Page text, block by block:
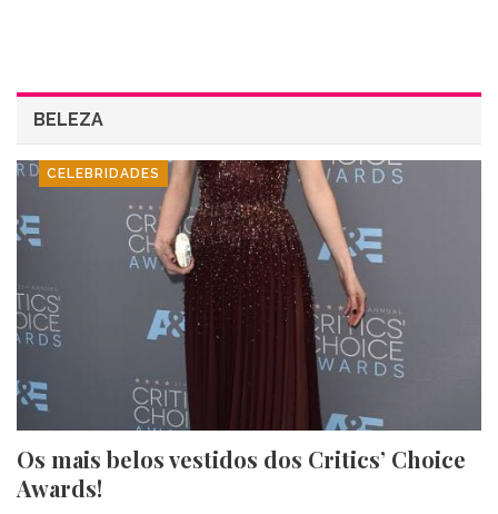
BELEZA
CELEBRIDADES
Os mais belos vestidos dos Critics’ Choice
Awards!